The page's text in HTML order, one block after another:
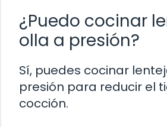
¿Puedo cocinar
olla a presión?
Sí, puedes cocinar
presión para reducir el
cocción.